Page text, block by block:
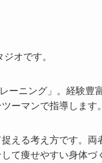
オです。
ーニング」。経験豊
ーマンで指導します
える考え方です。両
て痩せやすい身体づ